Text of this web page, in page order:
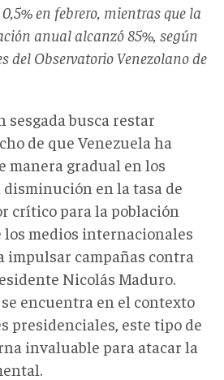
en febrero, mientras que la
anual alcanzó 85%, según
del Observatorio Venezolano de
busca restar
de que Venezuela ha
manera gradual en los
en la tasa de
crítico para la población
los medios internacionales
campañas contra
Nicolás Maduro.
encuentra en el contexto
presidenciales, este tipo de
invaluable para atacar la